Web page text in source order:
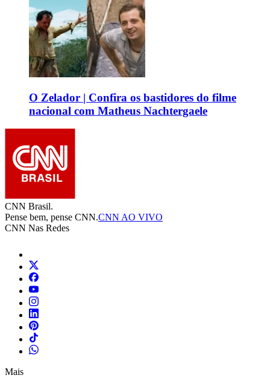
O Zelador | Confira os bastidores do filme
nacional com Matheus Nachtergaele
CNN Brasil.
Pense bem, pense CNN.CNN AO VIVO
CNN Nas Redes
Mais